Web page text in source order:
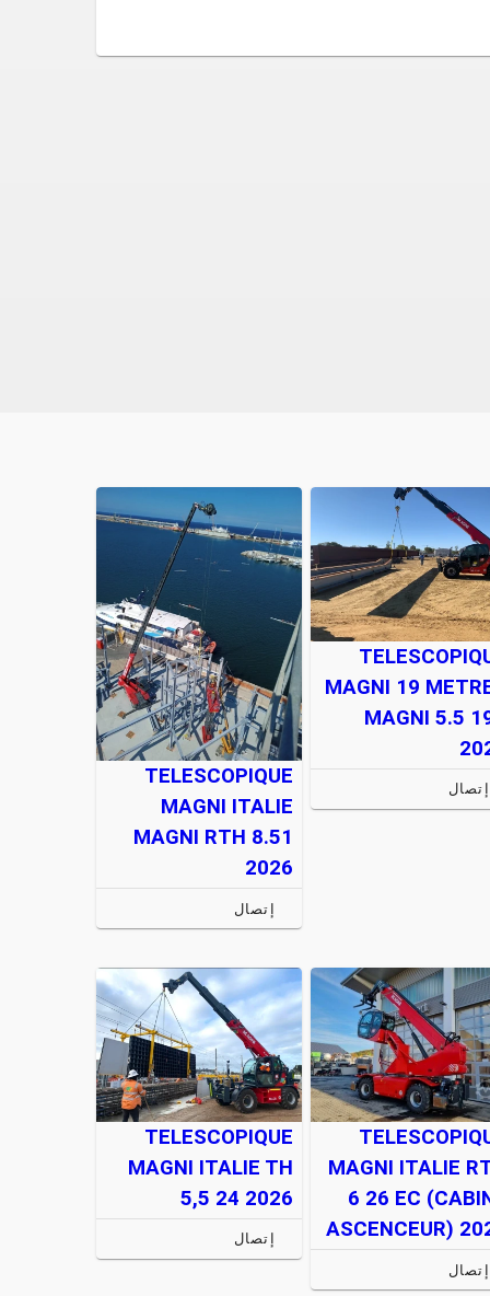
MAGNI 19
MAGNI 5.5
إتصال
TELESCOPIQUE
MAGNI ITALIE
MAGNI RTH 8.51
2026
إتصال
MAGNI ITALIE
6 26 EC
ASCENCEUR)
إتصال
TELESCOPIQUE
MAGNI ITALIE TH
5,5 24 2026
إتصال